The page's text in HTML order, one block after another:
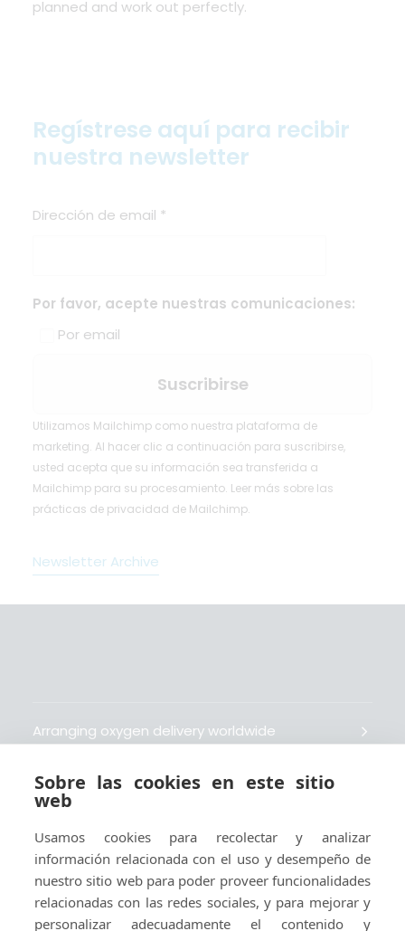
planned and work out perfectly.
Regístrese aquí para recibir
nuestra newsletter
Dirección de email *
Por favor, acepte nuestras comunicaciones:
Por email
Utilizamos Mailchimp como nuestra plataforma de
marketing. Al hacer clic a continuación para suscribirse,
usted acepta que su información sea transferida a
Mailchimp para su procesamiento. Leer más sobre las
prácticas de privacidad de Mailchimp.
Newsletter Archive
Arranging oxygen delivery worldwide
Fait livrer de l’oxygène dans le monde entier
Organisiert weltweit Sauerstofflieferungen
Gestiona la entrega de oxígeno medicinal en el
mundo
Sobre las cookies en este sitio
web
Usamos cookies para recolectar y analizar
información relacionada con el uso y desempeño de
nuestro sitio web para poder proveer funcionalidades
relacionadas con las redes sociales, y para mejorar y
personalizar adecuadamente el contenido y